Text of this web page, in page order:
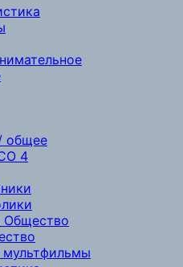
общее
4
Общество